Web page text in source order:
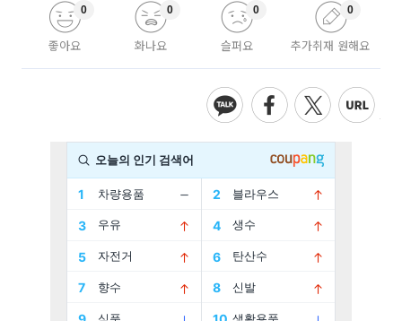
좋아요
0
화나요
0
슬퍼요
0
추가취재 원해요
0